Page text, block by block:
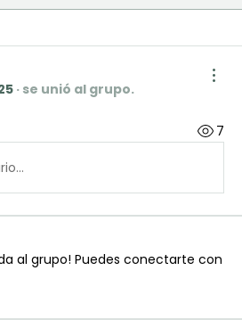
· se unió al grupo.
7
al grupo! Puedes conectarte con